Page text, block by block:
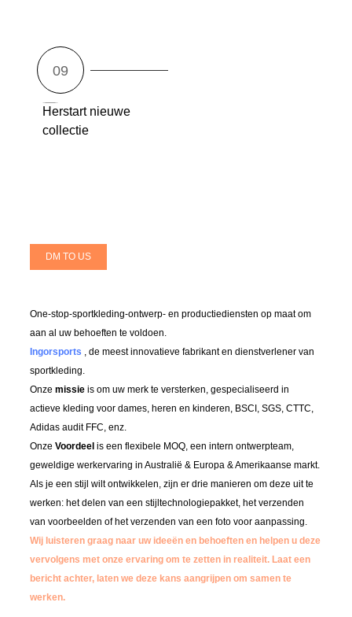
Herstart nieuwe
collectie
DM TO US
One-stop-sportkleding-ontwerp- en productiediensten op maat om
aan al uw behoeften te voldoen.
Ingorsports , de meest innovatieve fabrikant en dienstverlener van
sportkleding.
Onzemissieis om uw merk te versterken, gespecialiseerd in
actieve kleding voor dames, heren en kinderen, BSCI, SGS, CTTC,
Adidas audit FFC, enz.
OnzeVoordeelis een flexibele MOQ, een intern ontwerpteam,
geweldige werkervaring in Australië & Europa & Amerikaanse markt.
Als je een stijl wilt ontwikkelen, zijn er drie manieren om deze uit te
werken: het delen van een stijltechnologiepakket, het verzenden
van voorbeelden of het verzenden van een foto voor aanpassing.
Wij luisteren graag naar uw ideeën en behoeften en helpen u deze
vervolgens met onze ervaring om te zetten in realiteit. Laat een
bericht achter, laten we deze kans aangrijpen om samen te
werken.